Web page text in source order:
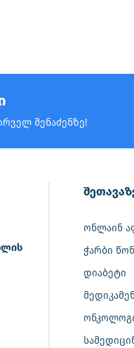
შენაძენზე!
ონლაინ
ჭარბი
დიაბეტი